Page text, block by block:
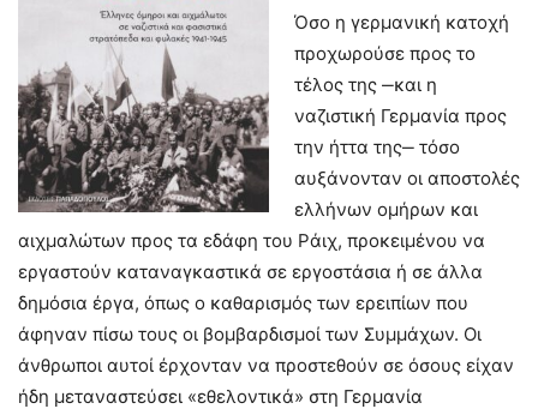
Όσο η γερμανική κατοχή
προχωρούσε προς το
τέλος της ‒και η
ναζιστική Γερμανία προς
την ήττα της‒ τόσο
αυξάνονταν οι αποστολές
ελλήνων ομήρων και
αιχμαλώτων προς τα εδάφη του Ράιχ, προκειμένου να
εργαστούν καταναγκαστικά σε εργοστάσια ή σε άλλα
δημόσια έργα, όπως ο καθαρισμός των ερειπίων που
άφηναν πίσω τους οι βομβαρδισμοί των Συμμάχων. Οι
άνθρωποι αυτοί έρχονταν να προστεθούν σε όσους είχαν
ήδη μεταναστεύσει «εθελοντικά» στη Γερμανία